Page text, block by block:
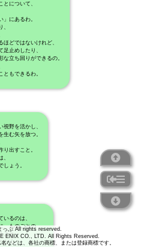
っぷ All rights reserved.
ENIX CO., LTD. All Rights Reserved.
などは、各社の商標、または登録商標です。
とについて、
」にあるわ。
、
ほどではないけれど、
足止めしたり、
立ち回りができるの。
ともできるわ。
視野を活かし、
生む矢を放つ。
り出すこと。
、
しょう。
いるのは、
、ものごとの
こと。
なく